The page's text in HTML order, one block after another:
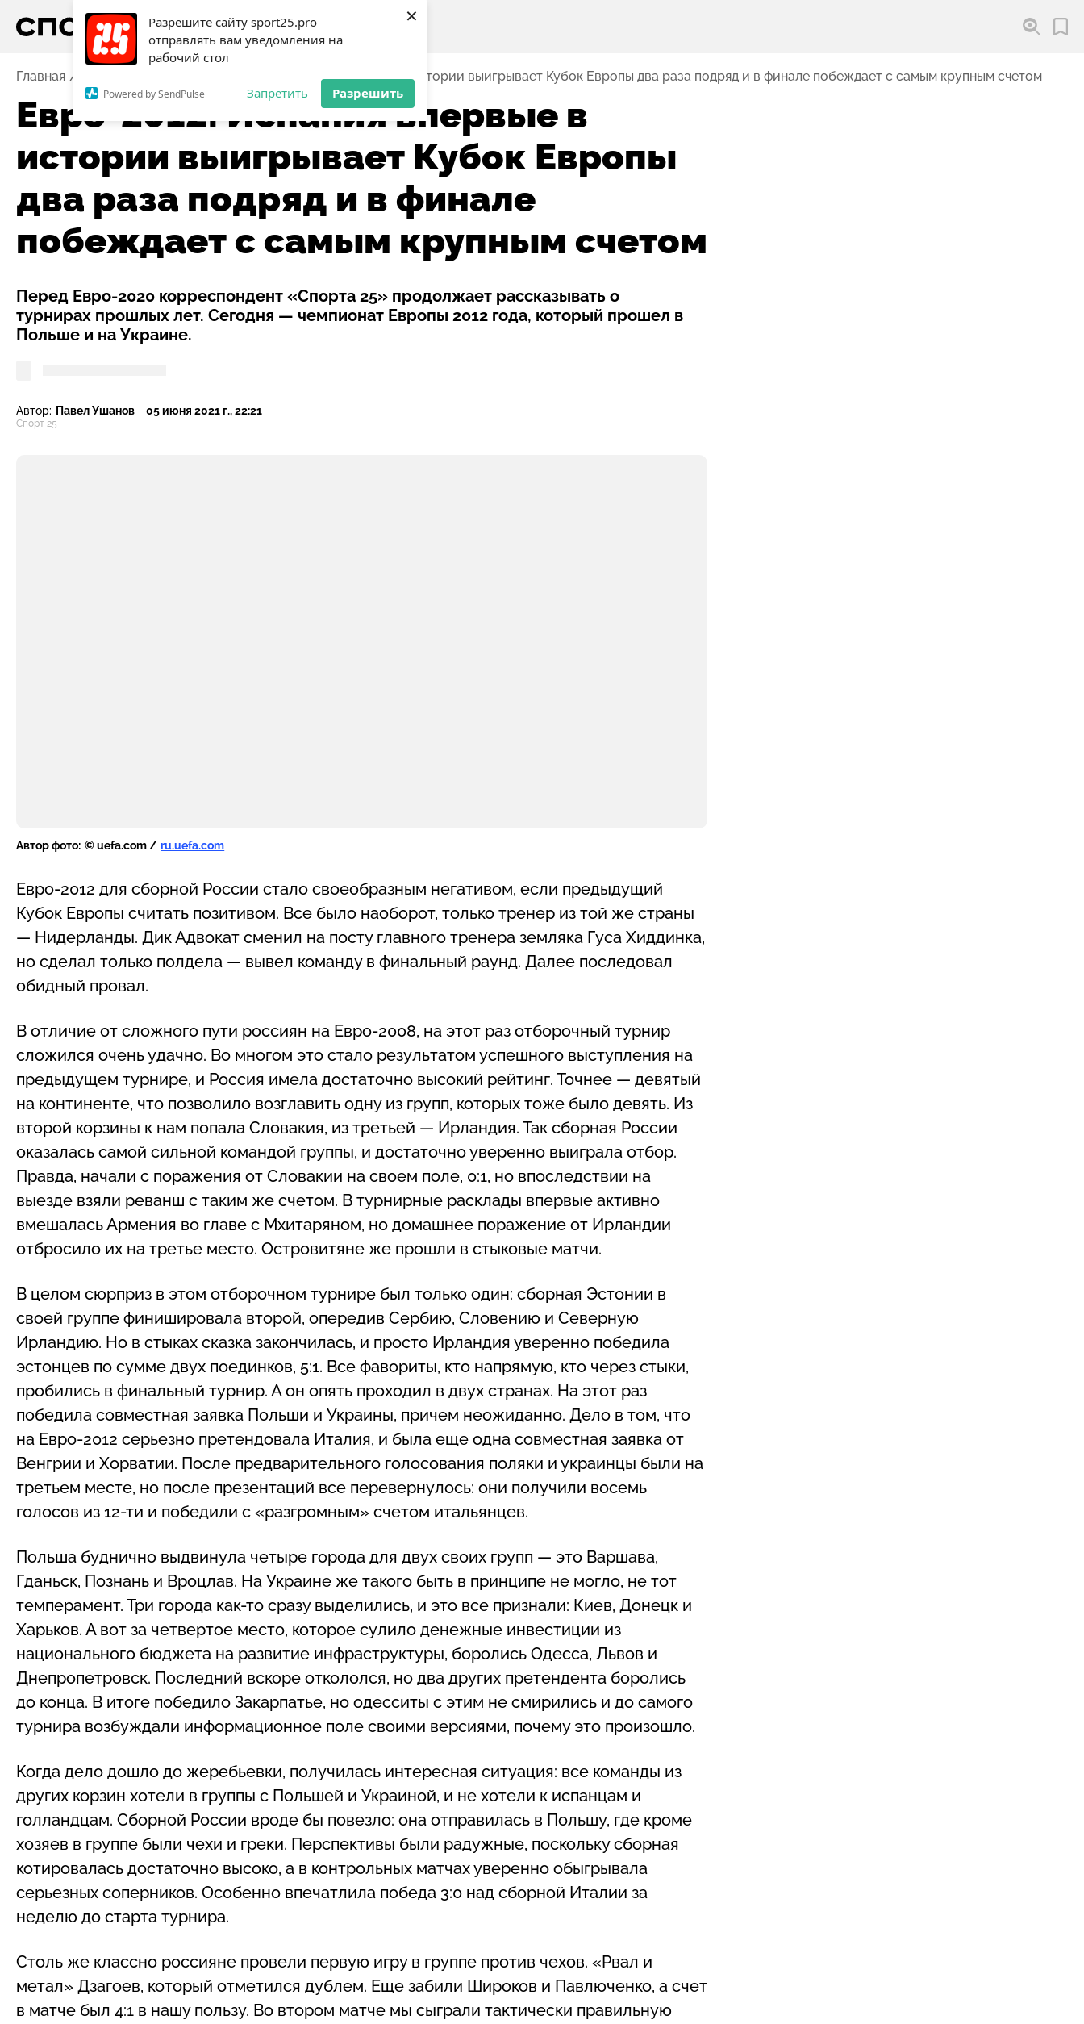
Разрешите сайту sport25.pro
отправлять вам уведомления на
рабочий стол
Powered by SendPulse Запретить Разрешить
×
Главная Евро-2012: Испания впервые в истории выигрывает Кубок Европы два раза подряд и в финале побеждает с самым крупным счетом
Евро-2012: Испания впервые в
истории выигрывает Кубок Европы
два раза подряд и в финале
побеждает с самым крупным счетом
Перед Евро-2020 корреспондент «Спорта 25» продолжает рассказывать о
турнирах прошлых лет. Сегодня — чемпионат Европы 2012 года, который прошел в
Польше и на Украине.
Автор: Павел Ушанов
Спорт 25
05 июня 2021 г., 22:21
Автор фото: © uefa.com / ru.uefa.com
Евро-2012 для сборной России стало своеобразным негативом, если предыдущий
Кубок Европы считать позитивом. Все было наоборот, только тренер из той же страны
— Нидерланды. Дик Адвокат сменил на посту главного тренера земляка Гуса Хиддинка,
но сделал только полдела — вывел команду в финальный раунд. Далее последовал
обидный провал.
В отличие от сложного пути россиян на Евро-2008, на этот раз отборочный турнир
сложился очень удачно. Во многом это стало результатом успешного выступления на
предыдущем турнире, и Россия имела достаточно высокий рейтинг. Точнее — девятый
на континенте, что позволило возглавить одну из групп, которых тоже было девять. Из
второй корзины к нам попала Словакия, из третьей — Ирландия. Так сборная России
оказалась самой сильной командой группы, и достаточно уверенно выиграла отбор.
Правда, начали с поражения от Словакии на своем поле, 0:1, но впоследствии на
выезде взяли реванш с таким же счетом. В турнирные расклады впервые активно
вмешалась Армения во главе с Мхитаряном, но домашнее поражение от Ирландии
отбросило их на третье место. Островитяне же прошли в стыковые матчи.
В целом сюрприз в этом отборочном турнире был только один: сборная Эстонии в
своей группе финишировала второй, опередив Сербию, Словению и Северную
Ирландию. Но в стыках сказка закончилась, и просто Ирландия уверенно победила
эстонцев по сумме двух поединков, 5:1. Все фавориты, кто напрямую, кто через стыки,
пробились в финальный турнир. А он опять проходил в двух странах. На этот раз
победила совместная заявка Польши и Украины, причем неожиданно. Дело в том, что
на Евро-2012 серьезно претендовала Италия, и была еще одна совместная заявка от
Венгрии и Хорватии. После предварительного голосования поляки и украинцы были на
третьем месте, но после презентаций все перевернулось: они получили восемь
голосов из 12-ти и победили с «разгромным» счетом итальянцев.
Польша буднично выдвинула четыре города для двух своих групп — это Варшава,
Гданьск, Познань и Вроцлав. На Украине же такого быть в принципе не могло, не тот
темперамент. Три города как-то сразу выделились, и это все признали: Киев, Донецк и
Харьков. А вот за четвертое место, которое сулило денежные инвестиции из
национального бюджета на развитие инфраструктуры, боролись Одесса, Львов и
Днепропетровск. Последний вскоре откололся, но два других претендента боролись
до конца. В итоге победило Закарпатье, но одесситы с этим не смирились и до самого
турнира возбуждали информационное поле своими версиями, почему это произошло.
Когда дело дошло до жеребьевки, получилась интересная ситуация: все команды из
других корзин хотели в группы с Польшей и Украиной, и не хотели к испанцам и
голландцам. Сборной России вроде бы повезло: она отправилась в Польшу, где кроме
хозяев в группе были чехи и греки. Перспективы были радужные, поскольку сборная
котировалась достаточно высоко, а в контрольных матчах уверенно обыгрывала
серьезных соперников. Особенно впечатлила победа 3:0 над сборной Италии за
неделю до старта турнира.
Столь же классно россияне провели первую игру в группе против чехов. «Рвал и
метал» Дзагоев, который отметился дублем. Еще забили Широков и Павлюченко, а счет
в матче был 4:1 в нашу пользу. Во втором матче мы сыграли тактически правильную